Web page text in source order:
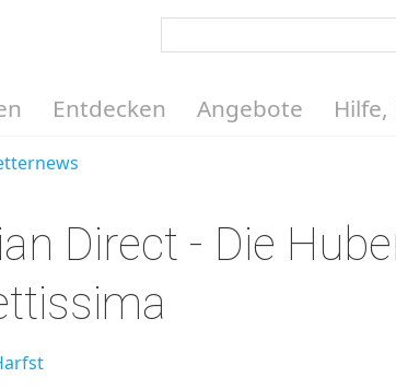
Entdecken Angebote
Direct - Die